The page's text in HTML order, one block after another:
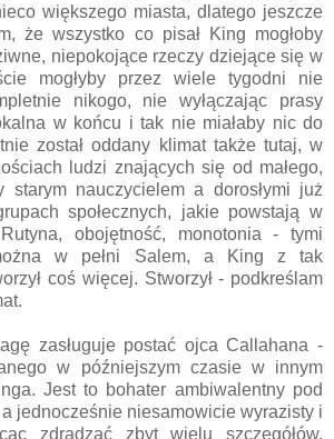
większego miasta, dlatego jeszcze
że wszystko co pisał King mogłoby
niepokojące rzeczy dziejące się w
mogłyby przez wiele tygodni nie
nikogo, nie wyłączając prasy
w końcu i tak nie miałaby nic do
został oddany klimat także tutaj, w
ludzi znających się od małego,
starym nauczycielem a dorosłymi już
społecznych, jakie powstają w
obojętność, monotonia - tymi
w pełni Salem, a King z tak
coś więcej. Stworzył - podkreślam
zasługuje postać ojca Callahana -
w późniejszym czasie w innym
Jest to bohater ambiwalentny pod
jednocześnie niesamowicie wyrazisty i
zdradzać zbyt wielu szczegółów,